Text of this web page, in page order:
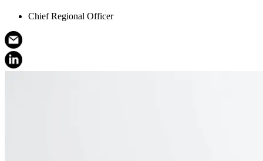
Chief Regional Officer